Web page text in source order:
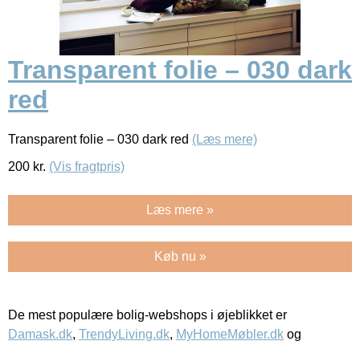
Transparent folie – 030 dark
red
Transparent folie – 030 dark red (Læs mere)
200 kr. (Vis fragtpris)
Læs mere »
Køb nu »
De mest populære bolig-webshops i øjeblikket er
Damask.dk, TrendyLiving.dk, MyHomeMøbler.dk og